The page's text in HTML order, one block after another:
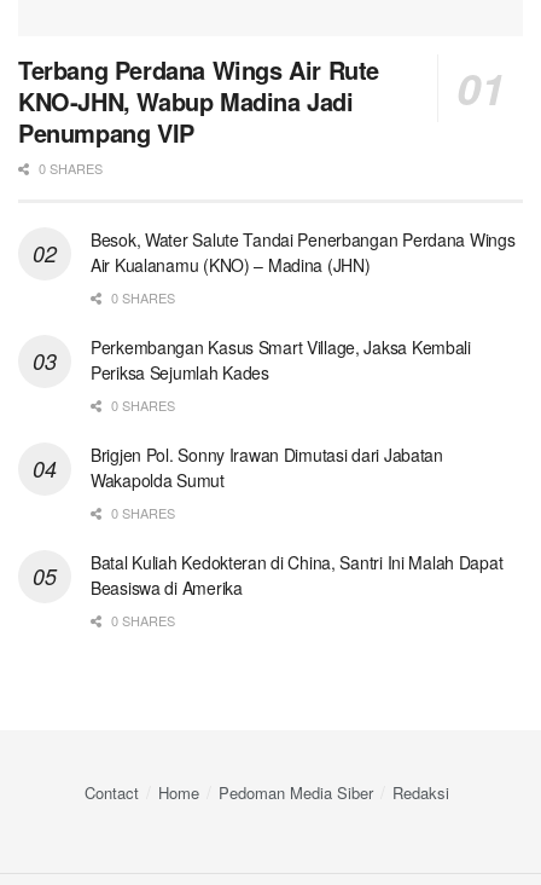
Terbang Perdana Wings Air Rute
KNO-JHN, Wabup Madina Jadi
Penumpang VIP
0 SHARES
Besok, Water Salute Tandai Penerbangan Perdana Wings
Air Kualanamu (KNO) – Madina (JHN)
0 SHARES
Perkembangan Kasus Smart Village, Jaksa Kembali
Periksa Sejumlah Kades
0 SHARES
Brigjen Pol. Sonny Irawan Dimutasi dari Jabatan
Wakapolda Sumut
0 SHARES
Batal Kuliah Kedokteran di China, Santri Ini Malah Dapat
Beasiswa di Amerika
0 SHARES
Contact Home Pedoman Media Siber Redaksi